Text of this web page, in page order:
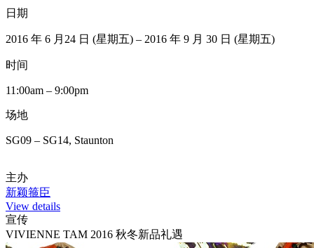
日期
2016 年 6 月24 日 (星期五) – 2016 年 9 月 30 日 (星期五)
时间
11:00am – 9:00pm
场地
SG09 – SG14, Staunton
主办
新颖箍臣
View details
宣传
VIVIENNE TAM 2016 秋冬新品礼遇